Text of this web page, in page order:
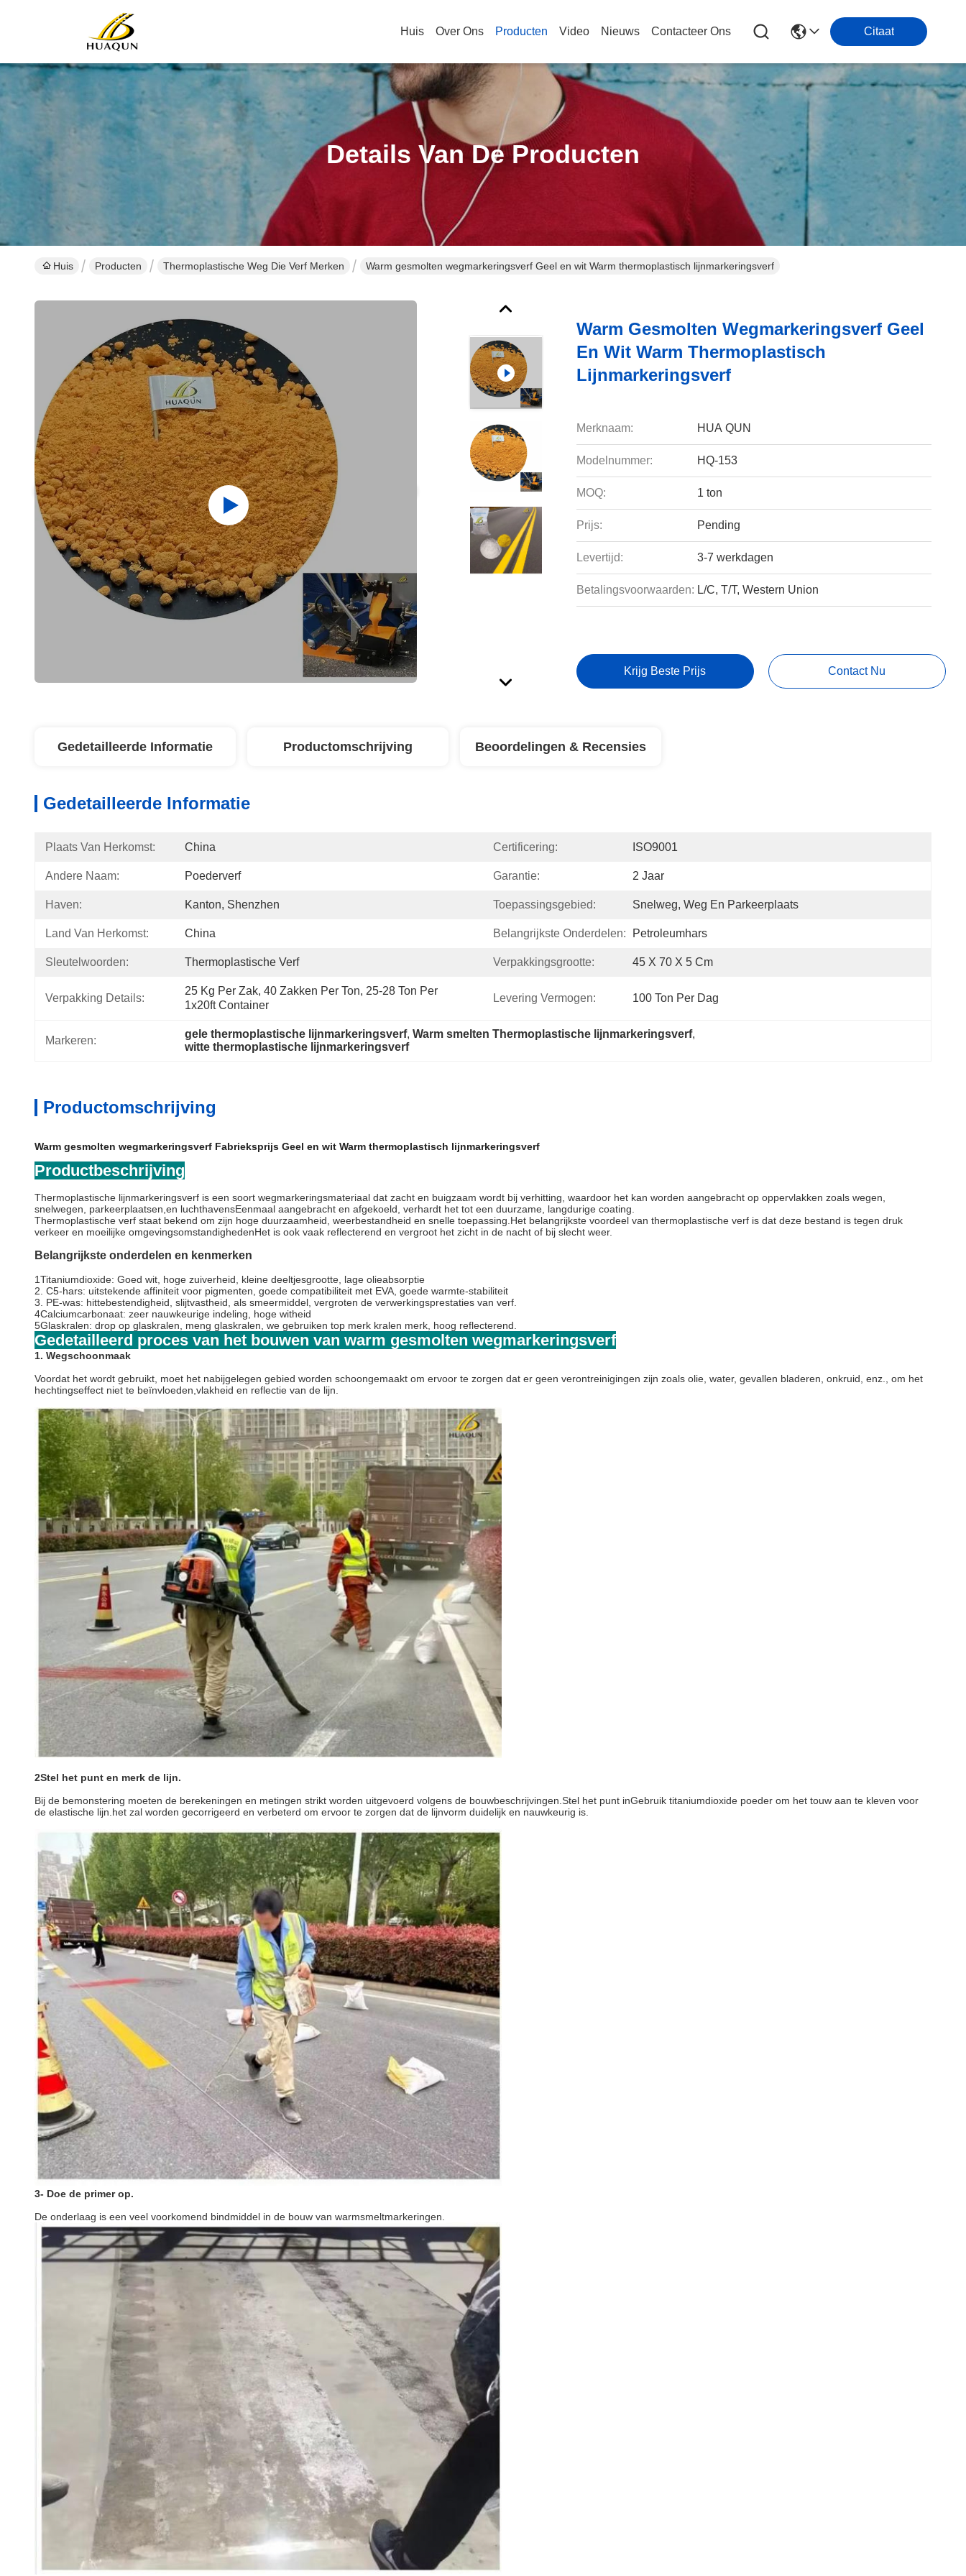
Huis Over Ons Producten Video Nieuws Contacteer Ons Citaat
Details Van De Producten
Huis Producten Thermoplastische Weg Die Verf Merken Warm gesmolten wegmarkeringsverf Geel en wit Warm thermoplastisch lijnmarkeringsverf
Warm Gesmolten Wegmarkeringsverf Geel
En Wit Warm Thermoplastisch
Lijnmarkeringsverf
Merknaam: HUA QUN
Modelnummer: HQ-153
MOQ: 1 ton
Prijs: Pending
Levertijd: 3-7 werkdagen
Betalingsvoorwaarden: L/C, T/T, Western Union
Krijg Beste Prijs Contact Nu
Gedetailleerde Informatie Productomschrijving Beoordelingen & Recensies
Gedetailleerde Informatie
Plaats Van Herkomst: China Certificering: ISO9001
Andere Naam: Poederverf Garantie: 2 Jaar
Haven: Kanton, Shenzhen Toepassingsgebied: Snelweg, Weg En Parkeerplaats
Land Van Herkomst: China Belangrijkste Onderdelen: Petroleumhars
Sleutelwoorden: Thermoplastische Verf Verpakkingsgrootte: 45 X 70 X 5 Cm
Verpakking Details:
25 Kg Per Zak, 40 Zakken Per Ton, 25-28 Ton Per
1x20ft Container
Levering Vermogen: 100 Ton Per Dag
Markeren:
gele thermoplastische lijnmarkeringsverf, Warm smelten Thermoplastische lijnmarkeringsverf,
witte thermoplastische lijnmarkeringsverf
Productomschrijving
Warm gesmolten wegmarkeringsverf Fabrieksprijs Geel en wit Warm thermoplastisch lijnmarkeringsverf
Productbeschrijving
Thermoplastische lijnmarkeringsverf is een soort wegmarkeringsmateriaal dat zacht en buigzaam wordt bij verhitting, waardoor het kan worden aangebracht op oppervlakken zoals wegen,
snelwegen, parkeerplaatsen,en luchthavensEenmaal aangebracht en afgekoeld, verhardt het tot een duurzame, langdurige coating.
Thermoplastische verf staat bekend om zijn hoge duurzaamheid, weerbestandheid en snelle toepassing.Het belangrijkste voordeel van thermoplastische verf is dat deze bestand is tegen druk
verkeer en moeilijke omgevingsomstandighedenHet is ook vaak reflecterend en vergroot het zicht in de nacht of bij slecht weer.
Belangrijkste onderdelen en kenmerken
1Titaniumdioxide: Goed wit, hoge zuiverheid, kleine deeltjesgrootte, lage olieabsorptie
2. C5-hars: uitstekende affiniteit voor pigmenten, goede compatibiliteit met EVA, goede warmte-stabiliteit
3. PE-was: hittebestendigheid, slijtvastheid, als smeermiddel, vergroten de verwerkingsprestaties van verf.
4Calciumcarbonaat: zeer nauwkeurige indeling, hoge witheid
5Glaskralen: drop op glaskralen, meng glaskralen, we gebruiken top merk kralen merk, hoog reflecterend.
Gedetailleerd proces van het bouwen van warm gesmolten wegmarkeringsverf
1. Wegschoonmaak
Voordat het wordt gebruikt, moet het nabijgelegen gebied worden schoongemaakt om ervoor te zorgen dat er geen verontreinigingen zijn zoals olie, water, gevallen bladeren, onkruid, enz., om het
hechtingseffect niet te beïnvloeden,vlakheid en reflectie van de lijn.
2Stel het punt en merk de lijn.
Bij de bemonstering moeten de berekeningen en metingen strikt worden uitgevoerd volgens de bouwbeschrijvingen.Stel het punt inGebruik titaniumdioxide poeder om het touw aan te kleven voor
de elastische lijn.het zal worden gecorrigeerd en verbeterd om ervoor te zorgen dat de lijnvorm duidelijk en nauwkeurig is.
3- Doe de primer op.
De onderlaag is een veel voorkomend bindmiddel in de bouw van warmsmeltmarkeringen.